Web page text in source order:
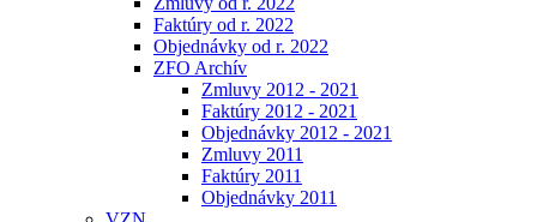
Faktúry od r. 2022
Objednávky od r. 2022
ZFO Archív
Zmluvy 2012 - 2021
Faktúry 2012 - 2021
Objednávky 2012 - 2021
Zmluvy 2011
Faktúry 2011
Objednávky 2011